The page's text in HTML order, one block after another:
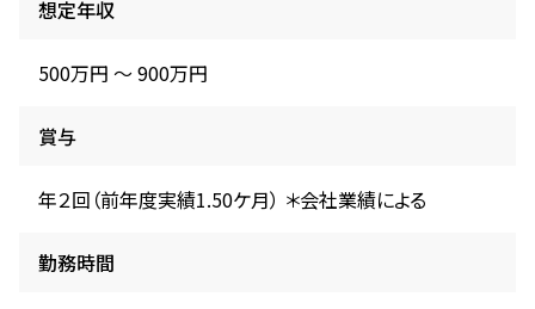
想定年収
500万円 〜 900万円
賞与
年２回（前年度実績1.50ケ月） ＊会社業績による
勤務時間